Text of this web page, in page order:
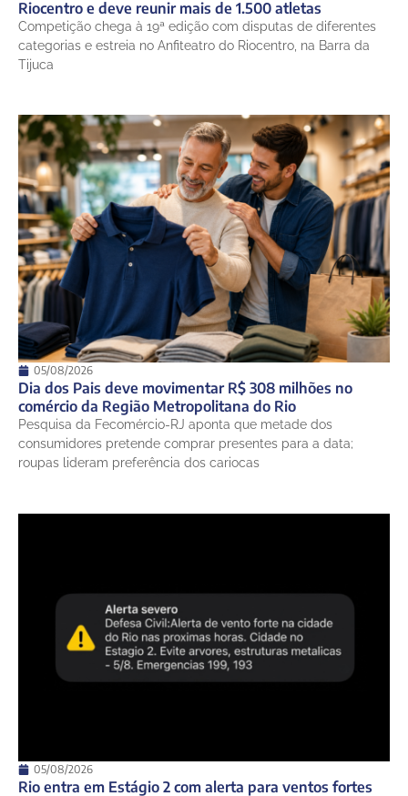
Riocentro e deve reunir mais de 1.500 atletas
Competição chega à 19ª edição com disputas de diferentes
categorias e estreia no Anfiteatro do Riocentro, na Barra da
Tijuca
05/08/2026
Dia dos Pais deve movimentar R$ 308 milhões no
comércio da Região Metropolitana do Rio
Pesquisa da Fecomércio-RJ aponta que metade dos
consumidores pretende comprar presentes para a data;
roupas lideram preferência dos cariocas
05/08/2026
Rio entra em Estágio 2 com alerta para ventos fortes